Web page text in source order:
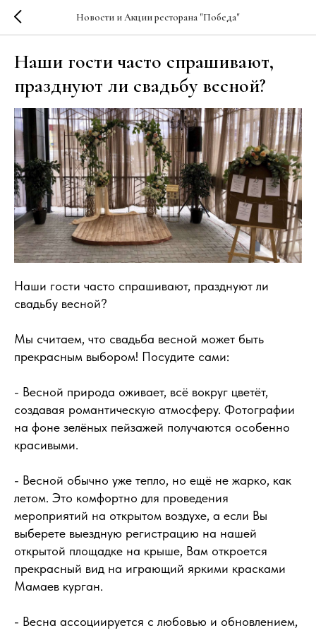
Новости и Акции ресторана "Победа"
Наши гости часто спрашивают,
празднуют ли свадьбу весной?
Наши гости часто спрашивают, празднуют ли
свадьбу весной?
Мы считаем, что свадьба весной может быть
прекрасным выбором! Посудите сами:
- Весной природа оживает, всё вокруг цветёт,
создавая романтическую атмосферу. Фотографии
на фоне зелёных пейзажей получаются особенно
красивыми.
- Весной обычно уже тепло, но ещё не жарко, как
летом. Это комфортно для проведения
мероприятий на открытом воздухе, а если Вы
выберете выездную регистрацию на нашей
открытой площадке на крыше, Вам откроется
прекрасный вид на играющий яркими красками
Мамаев курган.
- Весна ассоциируется с любовью и обновлением,